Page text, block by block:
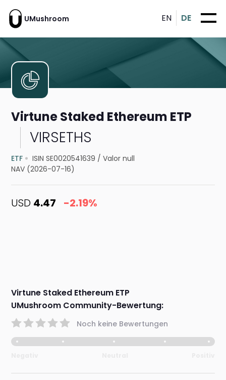
UMushroom EN DE
Virtune Staked Ethereum ETP
VIRSETHS
ETF ISIN SE0020541639 /Valor null
NAV (2026-07-16)
USD 4.47 -2.19%
Virtune Staked Ethereum ETP
UMushroom Community-Bewertung:
Noch keine Bewertungen